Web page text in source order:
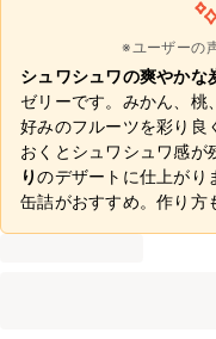
※ユーザーの
シュワシュワの爽やかな
ゼリーです。みかん、桃
好みのフルーツを彩り良
おくとシュワシュワ感が
りのデザートに仕上がり
缶詰がおすすめ。作り方